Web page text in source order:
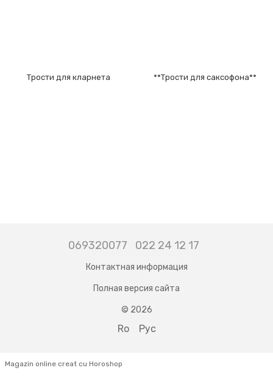
Трости для кларнета **Трости для саксофона**
069320077 022 24 12 17
Контактная информация
Полная версия сайта
© 2026
Ro Рус
Magazin online creat cu Horoshop